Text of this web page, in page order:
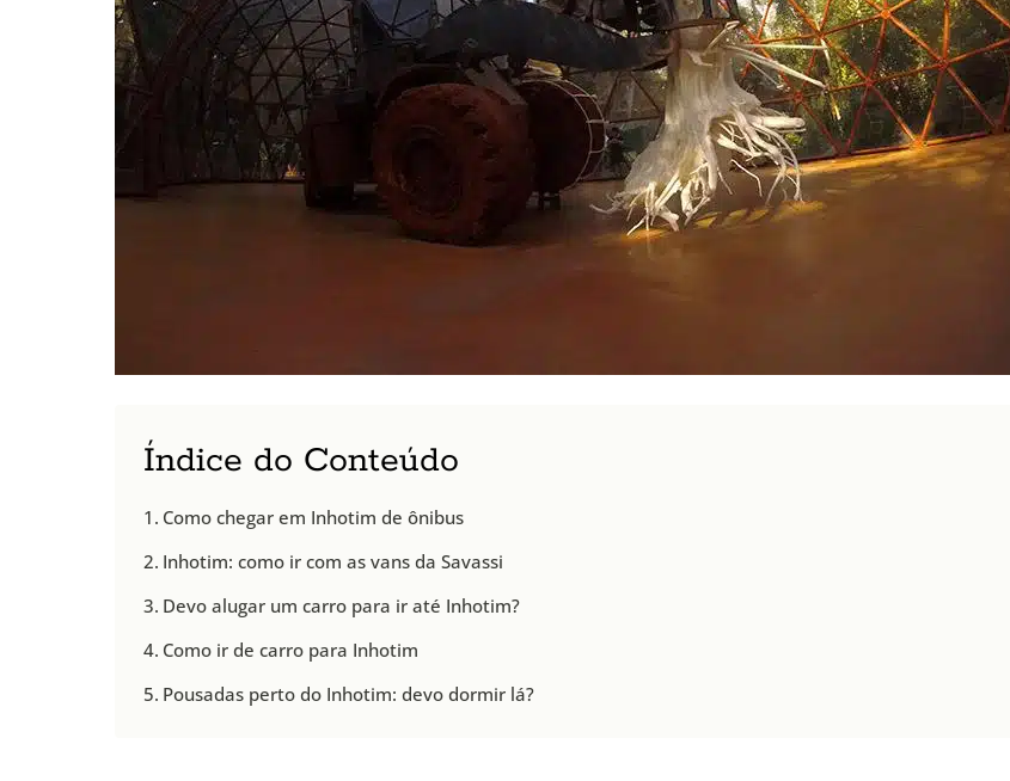
Índice do Conteúdo
Como chegar em Inhotim de ônibus
Inhotim: como ir com as vans da Savassi
Devo alugar um carro para ir até Inhotim?
Como ir de carro para Inhotim
Pousadas perto do Inhotim: devo dormir lá?